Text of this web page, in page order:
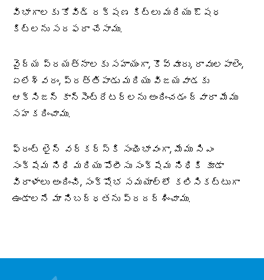
విభాగాలకు కోవిడ్ రక్షణ కిట్‌లు మరియు ఔషధ
కిట్‌లను సరఫరా చేసాము.
వైద్య ప్రయత్నాలకు సహాయంగా, కొవ్వూరు, రావులపాలెం,
ఏలేశ్వరం, ప్రత్తిపాడు మరియు విజయవాడకు
ఆక్సిజన్ కాన్సెంట్రేటర్లను అందించడం ద్వారా మేము
సహకరించాము.
ఫ్రంట్ లైన్ వర్కర్స్‌కి సంఘీభావంగా, మేము సిఎం
సంక్షేమ నిధి మరియు పోలీసు సంక్షేమ నిధికి కూడా
విరాళాలు అందించి, సంక్షోభ సమయాల్లో కలిసికట్టుగా
ఉండాలనే మా నిబద్ధతను ప్రదర్శించాము.